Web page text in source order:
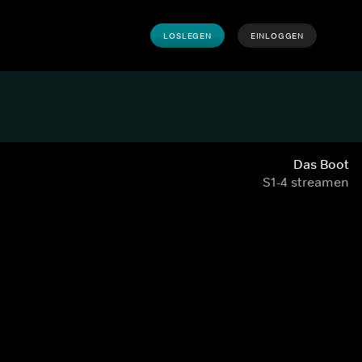
LOSLEGEN EINLOGGEN
Das Boot
S1-4 streamen